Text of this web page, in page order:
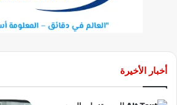
أخبار الأخيرة